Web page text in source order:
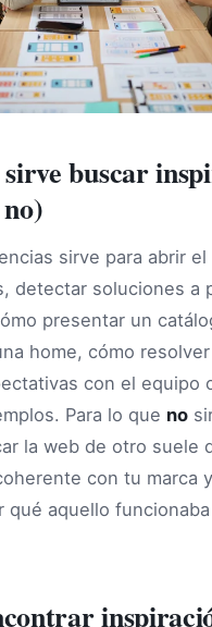
buscar
sirve para abrir el
detectar soluciones a
presentar un
home, cómo
con el equipo
Para lo que no
la web de otro suele
con tu marca
qué aquello